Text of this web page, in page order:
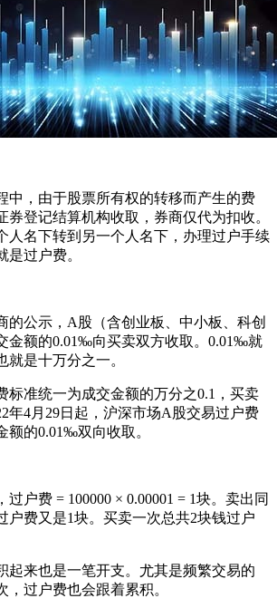
中，由于股票所有权的转移而产生的费
券登记结算机构收取，券商仅代为扣收。
人名下转到另一个人名下，办理过户手续
是过户费。
的公示，A股（含创业板、中小板、科创
金额的0.01‰向买卖双方收取。0.01‰就
就是十万分之一。
标准统一为成交金额的万分之0.1，买卖
年4月29日起，沪深市场A股交易过户费
额的0.01‰双向收取。
户费 = 100000 × 0.00001 = 1块。卖出同
户费又是1块。买卖一次总共2块钱过户
起来也是一笔开支。尤其是频繁交易的
，过户费也会跟着累积。